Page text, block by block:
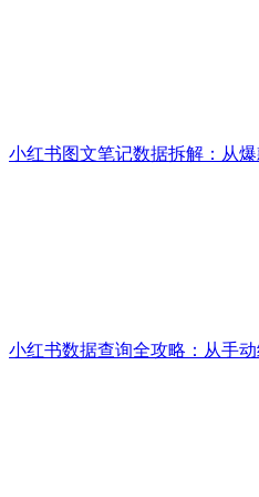
小红书图文笔记数据拆解：从
小红书数据查询全攻略：从手